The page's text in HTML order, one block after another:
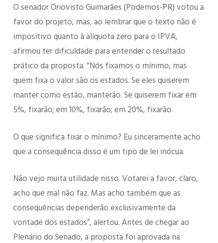
O senador Oriovisto Guimarães (Podemos-PR) votou a
favor do projeto, mas, ao lembrar que o texto não é
impositivo quanto à alíquota zero para o IPVA,
afirmou ter dificuldade para entender o resultado
prático da proposta. “Nós fixamos o mínimo, mas
quem fixa o valor são os estados. Se eles quiserem
manter como estão, manterão. Se quiserem fixar em
5%, fixarão; em 10%, fixarão; em 20%, fixarão.
O que significa fixar o mínimo? Eu sinceramente acho
que a consequência disso é um tipo de lei inócua.
Não vejo muita utilidade nisso. Votarei a favor, claro,
acho que mal não faz. Mas acho também que as
consequências dependerão exclusivamente da
vontade dos estados”, alertou. Antes de chegar ao
Plenário do Senado, a proposta foi aprovada na